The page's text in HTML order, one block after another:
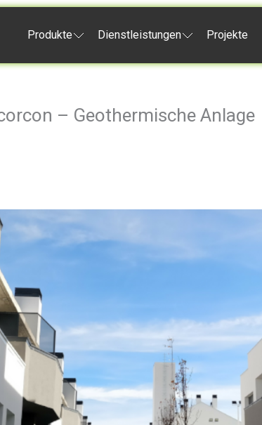
Produkte Dienstleistungen Projekte
– Geothermische Anlage